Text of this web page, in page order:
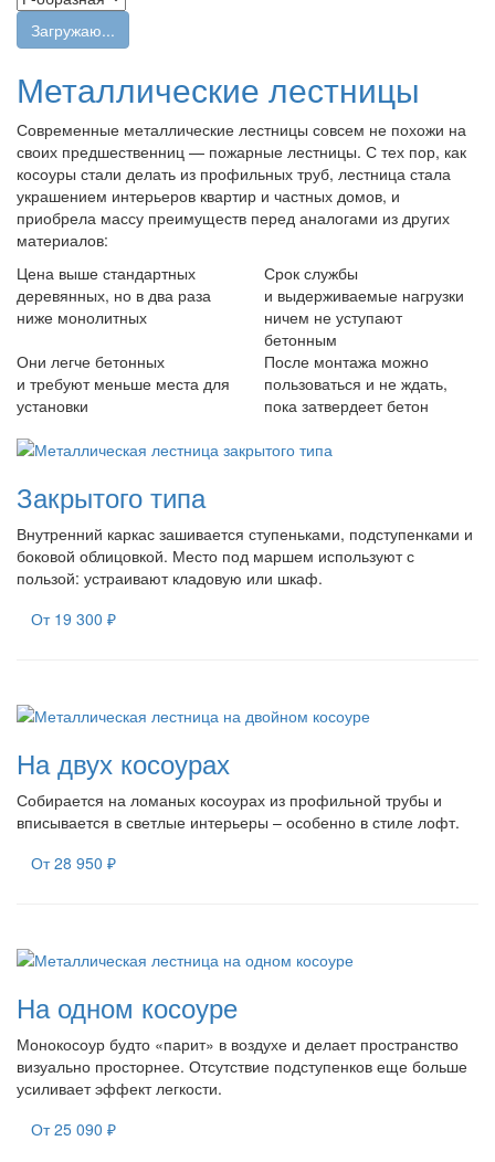
Загружаю...
Металлические лестницы
Современные металлические лестницы совсем не похожи на
своих предшественниц — пожарные лестницы. С тех пор, как
косоуры стали делать из профильных труб, лестница стала
украшением интерьеров квартир и частных домов, и
приобрела массу преимуществ перед аналогами из других
материалов:
Цена выше стандартных
деревянных, но в два раза
ниже монолитных
Срок службы
и выдерживаемые нагрузки
ничем не уступают
бетонным
Они легче бетонных
и требуют меньше места для
установки
После монтажа можно
пользоваться и не ждать,
пока затвердеет бетон
Закрытого типа
Внутренний каркас зашивается ступеньками, подступенками и
боковой облицовкой. Место под маршем используют с
пользой: устраивают кладовую или шкаф.
От 19 300 ₽
На двух косоурах
Собирается на ломаных косоурах из профильной трубы и
вписывается в светлые интерьеры – особенно в стиле лофт.
От 28 950 ₽
На одном косоуре
Монокосоур будто «парит» в воздухе и делает пространство
визуально просторнее. Отсутствие подступенков еще больше
усиливает эффект легкости.
От 25 090 ₽